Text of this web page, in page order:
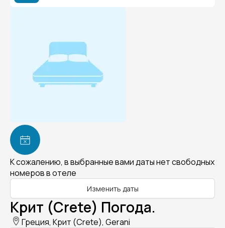
К сожалению, в выбранные вами даты нет свободных
номеров в отеле
Изменить даты
Крит (Crete) Погода.
Греция, Крит (Crete), Gerani